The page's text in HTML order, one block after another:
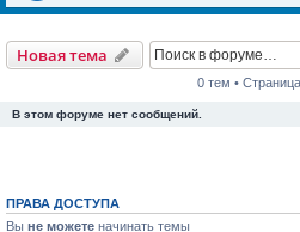
Новая тема
0 тем • Страница
В этом форуме нет сообщений.
ПРАВА ДОСТУПА
Вы не можете начинать темы